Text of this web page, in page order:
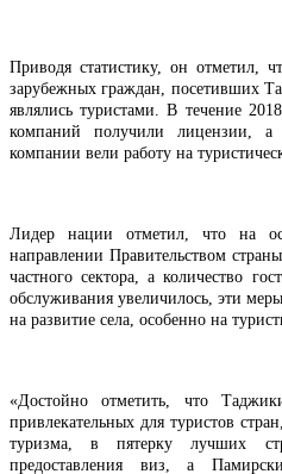
Приводя статистику, он отметил,
зарубежных граждан, посетивших
являлись туристами. В течение
компаний получили лицензии,
компании вели работу на
Лидер нации отметил, что на
направлении Правительством
частного сектора, а количество
обслуживания увеличилось, эти
на развитие села, особенно на
«Достойно отметить, что
привлекательных для туристов
туризма, в пятерку лучших
предоставления виз, а